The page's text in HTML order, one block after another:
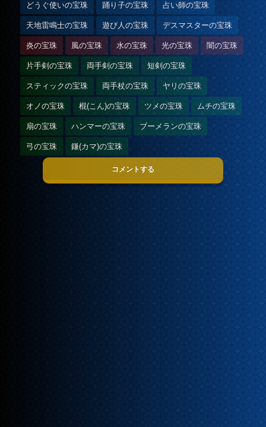
どうぐ使いの宝珠 踊り子の宝珠 占い師の宝珠
天地雷鳴士の宝珠 遊び人の宝珠 デスマスターの宝珠
炎の宝珠 風の宝珠 水の宝珠 光の宝珠 闇の宝珠
片手剣の宝珠 両手剣の宝珠 短剣の宝珠
スティックの宝珠 両手杖の宝珠 ヤリの宝珠
オノの宝珠 棍(こん)の宝珠 ツメの宝珠 ムチの宝珠
扇の宝珠 ハンマーの宝珠 ブーメランの宝珠
弓の宝珠 鎌(カマ)の宝珠
コメントする